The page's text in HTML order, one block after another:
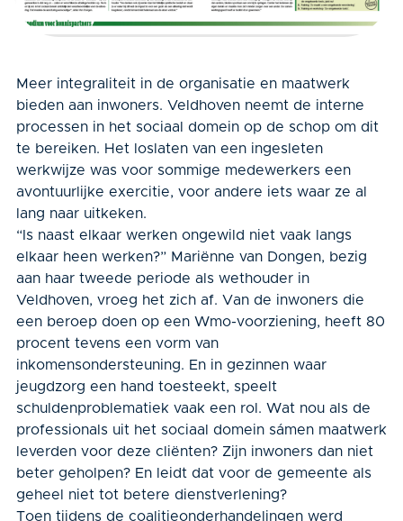
Meer integraliteit in de organisatie en maatwerk
bieden aan inwoners. Veldhoven neemt de interne
processen in het sociaal domein op de schop om dit
te bereiken. Het loslaten van een ingesleten
werkwijze was voor sommige medewerkers een
avontuurlijke exercitie, voor andere iets waar ze al
lang naar uitkeken.
“Is naast elkaar werken ongewild niet vaak langs
elkaar heen werken?” Mariënne van Dongen, bezig
aan haar tweede periode als wethouder in
Veldhoven, vroeg het zich af. Van de inwoners die
een beroep doen op een Wmo-voorziening, heeft 80
procent tevens een vorm van
inkomensondersteuning. En in gezinnen waar
jeugdzorg een hand toesteekt, speelt
schuldenproblematiek vaak een rol. Wat nou als de
professionals uit het sociaal domein sámen maatwerk
leverden voor deze cliënten? Zijn inwoners dan niet
beter geholpen? En leidt dat voor de gemeente als
geheel niet tot betere dienstverlening?
Toen tijdens de coalitieonderhandelingen werd